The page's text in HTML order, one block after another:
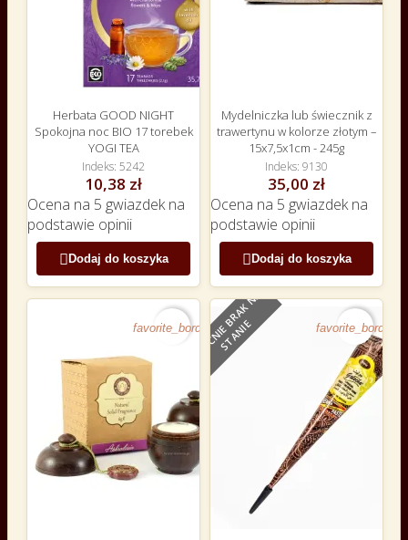
Herbata GOOD NIGHT
Spokojna noc BIO 17 torebek
YOGI TEA
Indeks 5242
10,38 zł
Ocena na 5 gwiazdek na
podstawie opinii
 Dodaj do koszyka
Mydelniczka lub świecznik z
trawertynu w kolorze złotym –
15x7,5x1cm - 245g
Indeks 9130
35,00 zł
Ocena na 5 gwiazdek na
podstawie opinii
 Dodaj do koszyka
favorite_borderO
B
E
C
N
I
E
B
R
A
K
N
A
S
T
A
N
I
E favorite_border